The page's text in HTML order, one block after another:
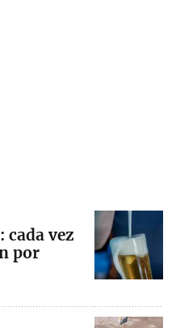
cada vez
por